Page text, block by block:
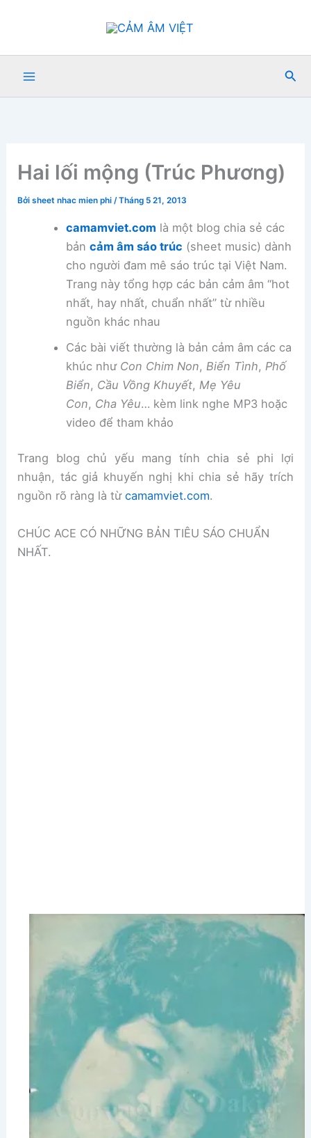
Tìm
Hai lối mộng (Trúc Phương)
Bởisheet nhac mien phi/Tháng 5 21, 2013
camamviet.com là một blog chia sẻ các
bản cảm âm sáo trúc (sheet music) dành
cho người đam mê sáo trúc tại Việt Nam.
Trang này tổng hợp các bản cảm âm “hot
nhất, hay nhất, chuẩn nhất” từ nhiều
nguồn khác nhau
Các bài viết thường là bản cảm âm các ca
khúc như Con Chim Non, Biển Tình, Phố
Biển, Cầu Vồng Khuyết, Mẹ Yêu
Con, Cha Yêu… kèm link nghe MP3 hoặc
video để tham khảo
Trang blog chủ yếu mang tính chia sẻ phi lợi
nhuận, tác giả khuyến nghị khi chia sẻ hãy trích
nguồn rõ ràng là từcamamviet.com.
CHÚC ACE CÓ NHỮNG BẢN TIÊU SÁO CHUẨN
NHẤT.